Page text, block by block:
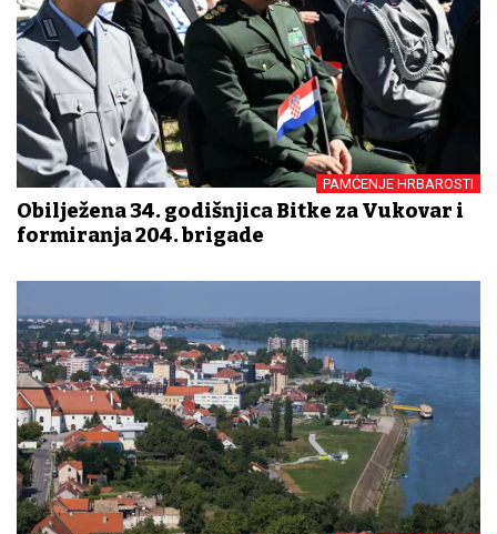
PAMĆENJE HRBAROSTI
Obilježena 34. godišnjica Bitke za Vukovar i
formiranja 204. brigade